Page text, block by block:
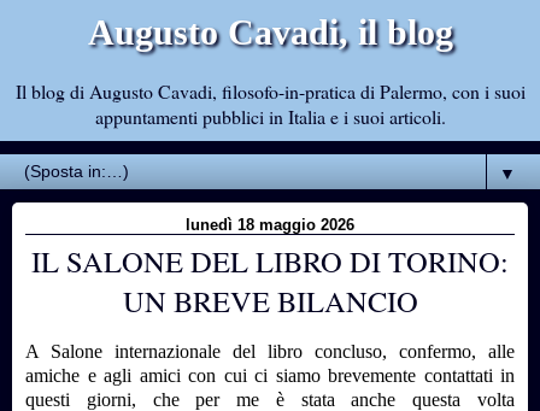
Augusto Cavadi, il blog
Il blog di Augusto Cavadi, filosofo-in-pratica di Palermo, con i suoi
appuntamenti pubblici in Italia e i suoi articoli.
▼
lunedì 18 maggio 2026
IL SALONE DEL LIBRO DI TORINO:
UN BREVE BILANCIO
A Salone internazionale del libro concluso, confermo, alle
amiche e agli amici con cui ci siamo brevemente contattati in
questi giorni, che per me è stata anche questa volta